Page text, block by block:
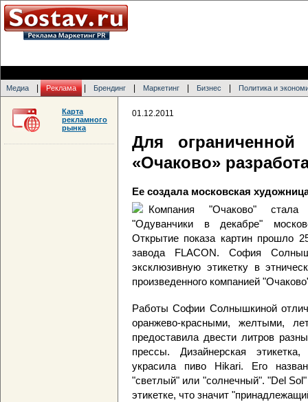
Медиа Реклама Брендинг Маркетинг Бизнес Политика и
01.12.2011
Для
«Очаково»
Ее создала московская
Компания "Очаково" стала
"Одуванчики в декабре"
Открытие показа картин прошло
завода FLACON. София
эксклюзивную этикетку в
произведенного компанией
Работы Софии Солнышкиной
оранжево-красными, желтыми,
предоставила двести литров
прессы. Дизайнерская
украсила пиво Hikari. Его
"светлый" или "солнечный". "Del
этикетке, что значит
Карта
рекламного
рынка